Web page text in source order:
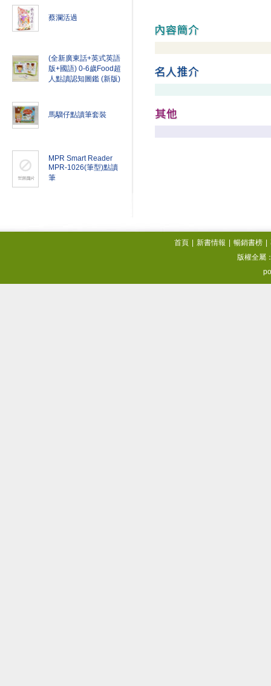
蔡瀾活過
(全新廣東話+英式英語
版+國語) 0-6歲Food超
人點讀認知圖鑑 (新版)
馬騮仔點讀筆套裝
MPR Smart Reader
MPR-1026(筆型)點讀
筆
首頁 新書情報 暢銷書榜
版權全屬